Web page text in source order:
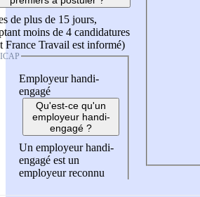
de plus de 15 jours,
moins de 4 candidatures
France Travail est informé)
Employeur handi-
engagé
Qu'est-ce qu'un
employeur handi-
engagé ?
Un employeur handi-
engagé est un
employeur reconnu